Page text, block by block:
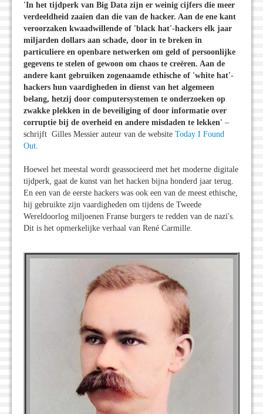
'In het tijdperk van Big Data zijn er weinig cijfers die meer
verdeeldheid zaaien dan die van de hacker. Aan de ene kant
veroorzaken kwaadwillende of 'black hat'-hackers elk jaar
miljarden dollars aan schade, door in te breken in
particuliere en openbare netwerken om geld of persoonlijke
gegevens te stelen of gewoon om chaos te creëren. Aan de
andere kant gebruiken zogenaamde ethische of 'white hat'-
hackers hun vaardigheden in dienst van het algemeen
belang, hetzij door computersystemen te onderzoeken op
zwakke plekken in de beveiliging of door informatie over
corruptie bij de overheid en andere misdaden te lekken' –
schrijft Gilles Messier auteur van de website Today I Found
Out.
Hoewel het meestal wordt geassocieerd met het moderne digitale
tijdperk, gaat de kunst van het hacken bijna honderd jaar terug.
En een van de eerste hackers was ook een van de meest ethische,
hij gebruikte zijn vaardigheden om tijdens de Tweede
Wereldoorlog miljoenen Franse burgers te redden van de nazi's.
Dit is het opmerkelijke verhaal van René Carmille.